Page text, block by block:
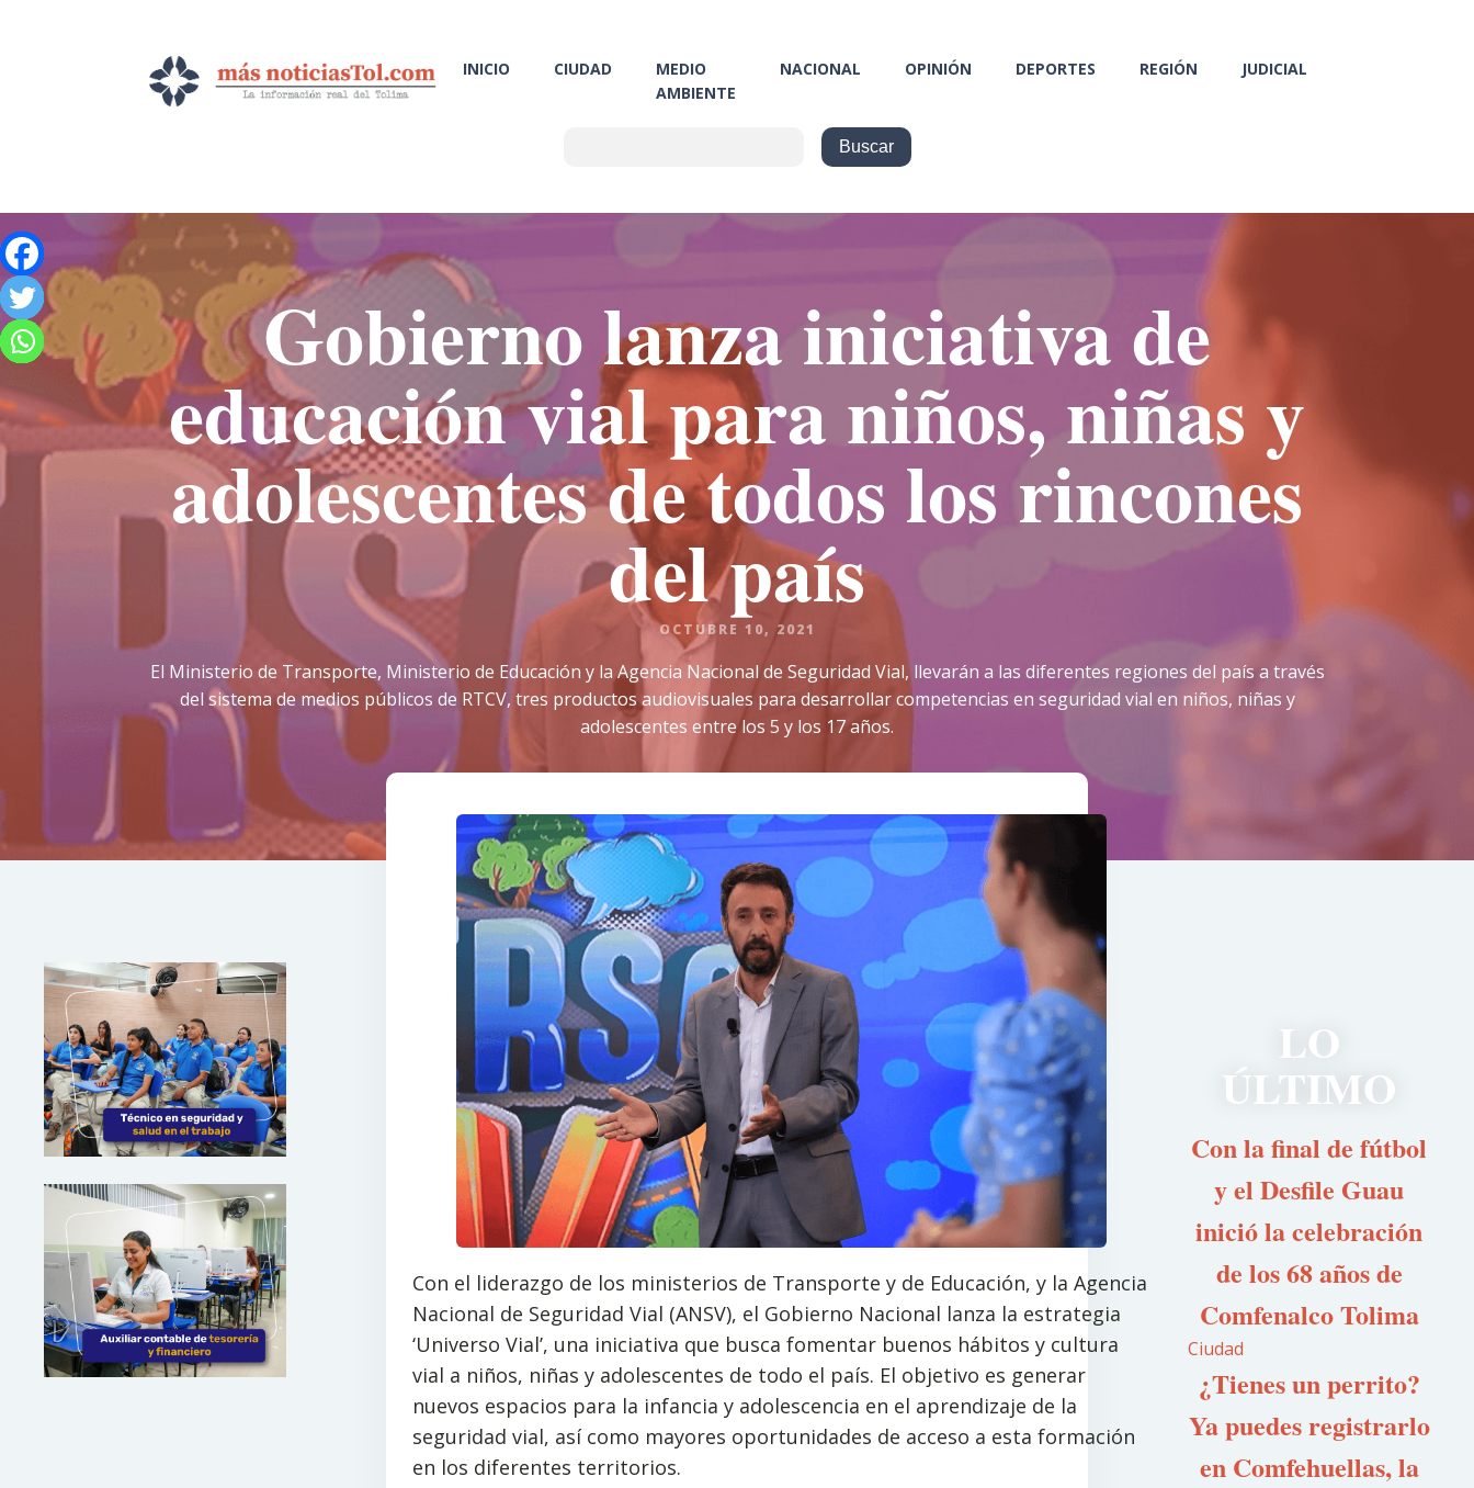
INICIO CIUDAD
MEDIO
AMBIENTE
NACIONAL OPINIÓN DEPORTES REGIÓN JUDICIAL
Gobierno lanza iniciativa de
educación vial para niños, niñas y
adolescentes de todos los rincones
del país
OCTUBRE 10, 2021
El Ministerio de Transporte, Ministerio de Educación y la Agencia Nacional de Seguridad Vial, llevarán a las diferentes regiones del país a través
del sistema de medios públicos de RTCV, tres productos audiovisuales para desarrollar competencias en seguridad vial en niños, niñas y
adolescentes entre los 5 y los 17 años.
Con el liderazgo de los ministerios de Transporte y de Educación, y la Agencia
Nacional de Seguridad Vial (ANSV), el Gobierno Nacional lanza la estrategia
‘Universo Vial’, una iniciativa que busca fomentar buenos hábitos y cultura
vial a niños, niñas y adolescentes de todo el país. El objetivo es generar
nuevos espacios para la infancia y adolescencia en el aprendizaje de la
seguridad vial, así como mayores oportunidades de acceso a esta formación
en los diferentes territorios.
LO
ÚLTIMO
Con la final de fútbol
y el Desfile Guau
inició la celebración
de los 68 años de
Comfenalco Tolima
Ciudad
¿Tienes un perrito?
Ya puedes registrarlo
en Comfehuellas, la